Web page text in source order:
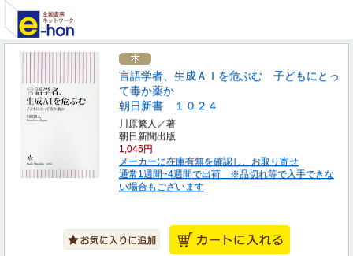
言語学者、生成ＡＩを危ぶむ 子どもにとっ
て毒か薬か
朝日新書 １０２４
川原繁人／著
朝日新聞出版
1,045円
メーカーに在庫有無を確認し、お取り寄せ
通常1週間~4週間で出荷 ※品切れ等で入手できな
い場合もございます